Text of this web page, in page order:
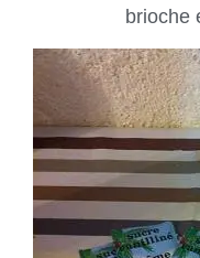
brioche